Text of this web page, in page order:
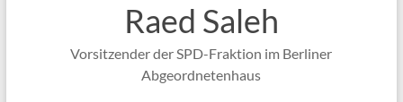
Raed Saleh
Vorsitzender der SPD-Fraktion im Berliner
Abgeordnetenhaus